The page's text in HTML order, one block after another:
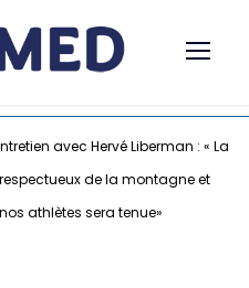
avec Hervé Liberman : « La
de la montagne et
athlètes sera tenue»